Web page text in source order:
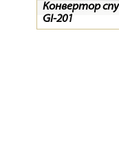
Конвертор
GI-201
Обмен
Телекарта SD
Ресивер EVO-07
D-COLOR